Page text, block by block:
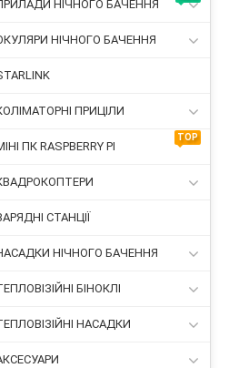
НІЧНОГО БАЧЕННЯ
НІЧНОГО БАЧЕННЯ
ПРИЦІЛИ
TOP
ПК RASPBERRY PI
СТАНЦІЇ
НІЧНОГО БАЧЕННЯ
БІНОКЛІ
НАСАДКИ